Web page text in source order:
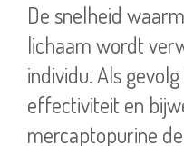
De snelheid
lichaam wordt
individu. Als
effectiviteit en
mercaptopurine